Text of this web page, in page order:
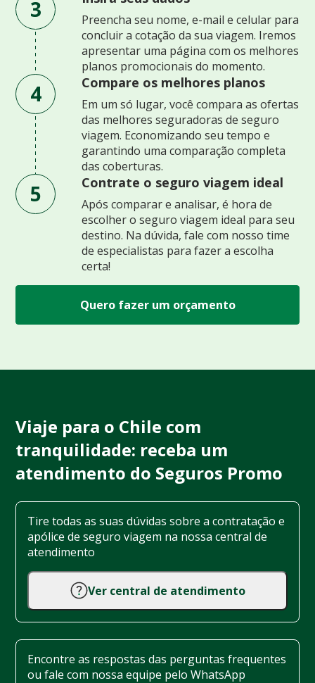
3
Preencha seu nome, e-mail e celular para
concluir a cotação da sua viagem. Iremos
apresentar uma página com os melhores
planos promocionais do momento.
4 Compare os melhores planos
Em um só lugar, você compara as ofertas
das melhores seguradoras de seguro
viagem. Economizando seu tempo e
garantindo uma comparação completa
das coberturas.
5 Contrate o seguro viagem ideal
Após comparar e analisar, é hora de
escolher o seguro viagem ideal para seu
destino. Na dúvida, fale com nosso time
de especialistas para fazer a escolha
certa!
Quero fazer um orçamento
Viaje para o Chile com
tranquilidade: receba um
atendimento do Seguros Promo
Tire todas as suas dúvidas sobre a contratação e
apólice de seguro viagem na nossa central de
atendimento
Ver central de atendimento
Encontre as respostas das perguntas frequentes
ou fale com nossa equipe pelo WhatsApp